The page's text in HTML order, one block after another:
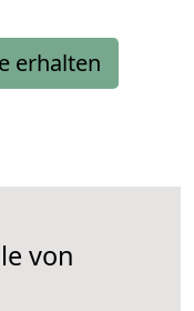
erhalten
von